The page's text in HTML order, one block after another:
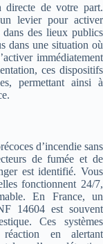
directe de votre part.
levier pour activer
dans des lieux publics
dans une situation où
immédiatement
ces dispositifs
permettant ainsi à
d’incendie sans
de fumée et de
est identifié. Vous
fonctionnent 24/7,
En France, un
14604 est souvent
Ces systèmes
en alertant